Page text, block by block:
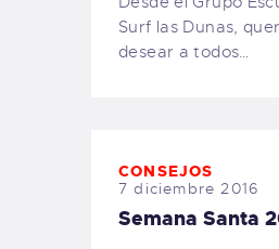
Surf las Dunas,
desear a todos…
CONSEJOS
7 diciembre 2016
Semana Santa